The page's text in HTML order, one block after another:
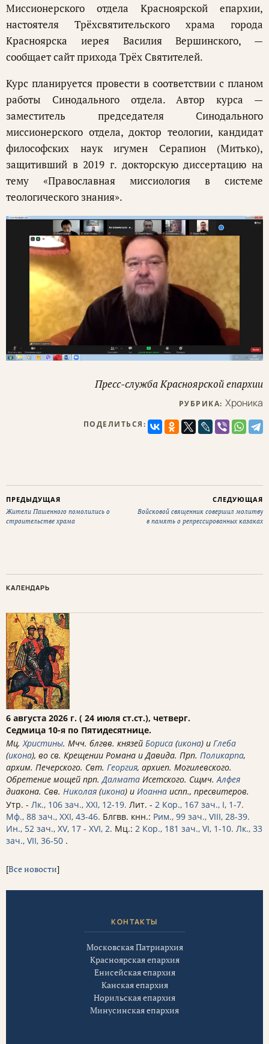
Миссионерского отдела Красноярской епархии,
настоятеля Трёхсвятительского храма города
Красноярска иерея Василия Вершинского, —
сообщает сайт прихода Трёх Святителей.
Курс планируется провести в соответствии с планом
работы Синодального отдела. Автор курса —
заместитель председателя Синодального
миссионерского отдела, доктор теологии, кандидат
философских наук игумен Серапион (Митько),
защитивший в 2019 г. докторскую диссертацию на
тему «Православная миссиология в системе
теологического знания».
Пресс-служба Красноярской епархии
РУБРИКА: Хроника
ПОДЕЛИТЬСЯ:
ПРЕДЫДУЩАЯ
Жители Пашенного помолились о
строительстве храма
СЛЕДУЮЩАЯ
Войсковой священник совершил молитву
в память о репрессированных казаках
КАЛЕНДАРЬ
6 августа 2026 г. ( 24 июля ст.ст.), четверг.
Седмица 10-я по Пятидесятнице.
Мц. Христины. Мчч. блгвв. князей Бориса (икона) и Глеба
(икона), во св. Крещении Романа и Давида. Прп. Поликарпа,
архим. Печерского. Свт. Георгия, архиеп. Могилевского.
Обретение мощей прп. Далмата Исетского. Сщмч. Алфея
диакона. Свв. Николая (икона) и Иоанна испп., пресвитеров.
Утр. - Лк., 106 зач., XXI, 12-19. Лит. - 2 Кор., 167 зач., I, 1-7.
Мф., 88 зач., XXI, 43-46. Блгвв. кнн.: Рим., 99 зач., VIII, 28-39.
Ин., 52 зач., XV, 17 - XVI, 2. Мц.: 2 Кор., 181 зач., VI, 1-10. Лк., 33
зач., VII, 36-50 .
[Все новости]
КОНТАКТЫ
Московская Патриархия
Красноярская епархия
Енисейская епархия
Канская епархия
Норильская епархия
Минусинская епархия